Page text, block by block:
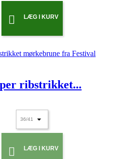
 LÆG I KURV
ribstrikket...
 LÆG I KURV